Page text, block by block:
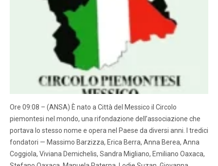
Ore 09:08 – (ANSA) È nato a Città del Messico il Circolo
piemontesi nel mondo, una rifondazione dell’associazione che
portava lo stesso nome e opera nel Paese da diversi anni. I tredici
fondatori — Massimo Barzizza, Erica Berra, Anna Berea, Anna
Coggiola, Viviana Demichelis, Sandra Migliano, Emiliano Oaxaca,